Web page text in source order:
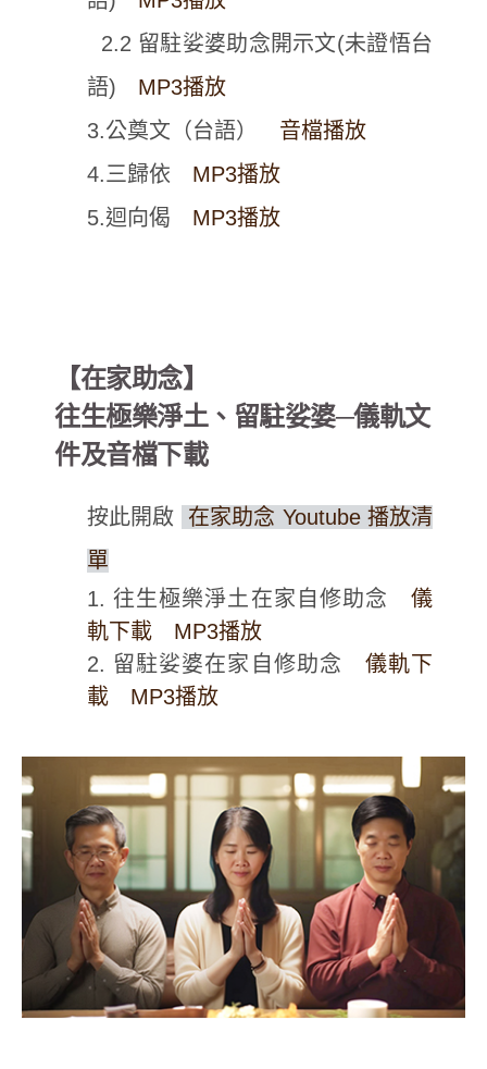
2.2 留駐娑婆助念開示文(未證悟台
語) MP3播放
3.公奠文（台語） 音檔播放
4.三歸依 MP3播放
5.迴向偈 MP3播放
【在家助念】
往生極樂淨土、留駐娑婆─儀軌文
件及音檔下載
按此開啟
在家助念 Youtube 播放清
單
1. 往生極樂淨土在家自修助念 儀
軌下載
MP3播放
2. 留駐娑婆在家自修助念 儀軌下
載
MP3播放